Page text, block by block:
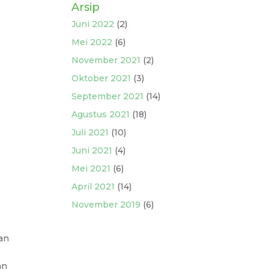
Arsip
Juni 2022 (2)
Mei 2022 (6)
November 2021 (2)
Oktober 2021 (3)
September 2021 (14)
Agustus 2021 (18)
Juli 2021 (10)
Juni 2021 (4)
Mei 2021 (6)
April 2021 (14)
November 2019 (6)